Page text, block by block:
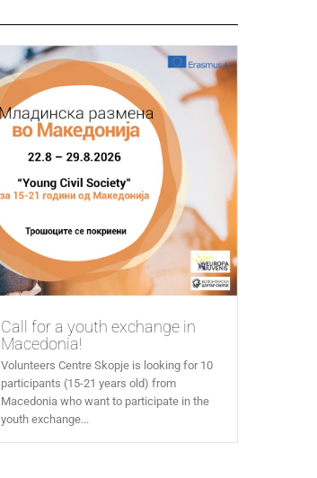
Call for a youth exchange in
Macedonia!
Volunteers Centre Skopje is looking for 10
participants (15-21 years old) from
Macedonia who want to participate in the
youth exchange...